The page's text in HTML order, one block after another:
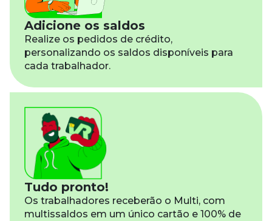
Adicione os saldos
Realize os pedidos de crédito,
personalizando os saldos disponíveis para
cada trabalhador.
Tudo pronto!
Os trabalhadores receberão o Multi, com
multissaldos em um único cartão e 100% de